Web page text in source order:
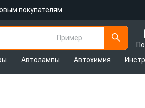
покупателям
Пример
Автолампы Автохимия